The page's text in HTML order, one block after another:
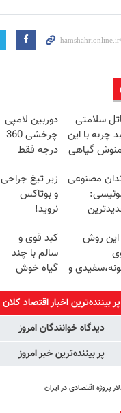
سلامتی
چربه با این
گیاهی
دوربین لامپی
چرخشی 360
درجه فقط
🔥 پرداخت
درب منزل
مصنوعی
و مقاوم |
قسطی
زیر تیغ جراحی
و بوتاکس
نروید!
جلبک
با40%تخفیف
این روش
و
برگردون
کبد قوی و
سالم با چند
گیاه خوش
پر بیننده‌ترین اخبار اقتصاد كلان
دیدگاه خوانندگان امروز
پر بیننده‌ترین خبر امروز